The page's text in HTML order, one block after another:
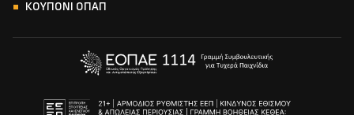
ΚΟΥΠΟΝΙ ΟΠΑΠ